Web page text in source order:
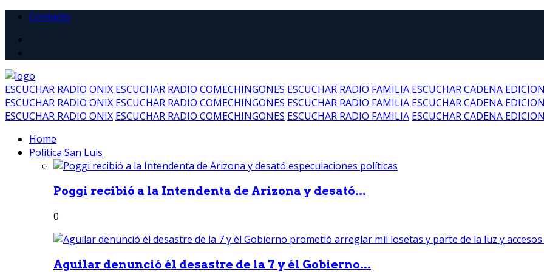
Contacto
ESCUCHAR RADIO ONIX ESCUCHAR RADIO COMECHINGONES ESCUCHAR RADIO FAMILIA ESCUCHAR CADENA EDICION
ESCUCHAR RADIO ONIX ESCUCHAR RADIO COMECHINGONES ESCUCHAR RADIO FAMILIA ESCUCHAR CADENA EDICION
ESCUCHAR RADIO ONIX ESCUCHAR RADIO COMECHINGONES ESCUCHAR RADIO FAMILIA ESCUCHAR CADENA EDICION
Home
Política San Luis
Poggi recibió a la Intendenta de Arizona y desató...
0
Aguilar denunció él desastre de la 7 y él Gobierno...